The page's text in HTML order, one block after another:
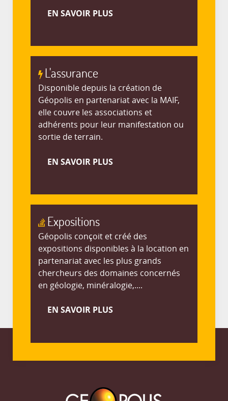
EN SAVOIR PLUS
L'assurance
Disponible depuis la création de
Géopolis en partenariat avec la MAIF,
elle couvre les associations et
adhérents pour leur manifestation ou
sortie de terrain.
EN SAVOIR PLUS
Expositions
Géopolis conçoit et créé des
expositions disponibles à la location en
partenariat avec les plus grands
chercheurs des domaines concernés
en géologie, minéralogie,....
EN SAVOIR PLUS